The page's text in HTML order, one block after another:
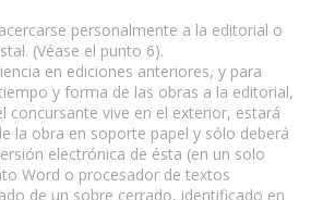
personalmente a la editorial o
(Véase el punto 6).
en ediciones anteriores, y para
y forma de las obras a la editorial,
concursante vive en el exterior, estará
la obra en soporte papel y sólo deberá
electrónica de ésta (en un solo
Word o procesador de textos
de un sobre cerrado, identificado en